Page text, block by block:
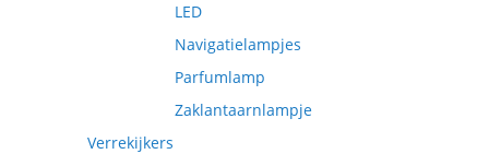
LED
Navigatielampjes
Parfumlamp
Zaklantaarnlampje
Verrekijkers